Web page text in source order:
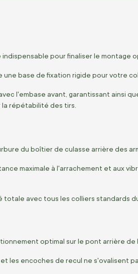
pour finaliser le montage
une base de fixation rigide pour votre
l'embase avant, garantissant ainsi
répétabilité des tirs.
du boîtier de culasse arrière des
maximale à l'arrachement et aux
avec tous les colliers standards
optimal sur le pont arrière de
les encoches de recul ne s'ovalisent